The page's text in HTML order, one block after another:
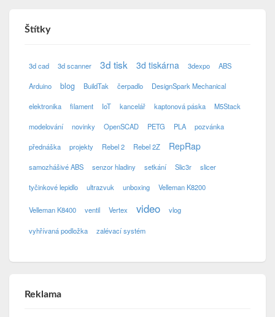
Štítky
3d cad 3d scanner 3d tisk 3d tiskárna 3dexpo ABS
Arduino blog BuildTak čerpadlo DesignSpark Mechanical
elektronika filament IoT kancelář kaptonová páska M5Stack
modelování novinky OpenSCAD PETG PLA pozvánka
přednáška projekty Rebel 2 Rebel 2Z RepRap
samozhášivé ABS senzor hladiny setkání Slic3r slicer
tyčinkové lepidlo ultrazvuk unboxing Velleman K8200
Velleman K8400 ventil Vertex video vlog
vyhřívaná podložka zalévací systém
Reklama